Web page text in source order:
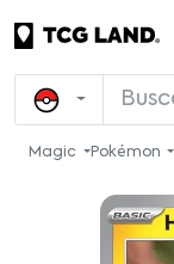
Magic Pokémon